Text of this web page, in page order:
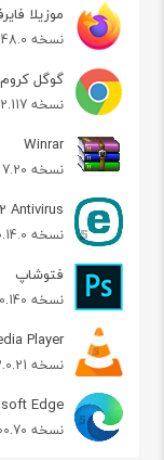
موزیلا
نسخه 148.0
گوگل کروم
نسخه 145.0.7632.117
Winrar
نسخه 7.20
Antivirus
نسخه 19.0.14.0
فتوشاپ
نسخه 26.2.0.140
Player
نسخه 3.0.21
Edge
نسخه 145.0.3800.70